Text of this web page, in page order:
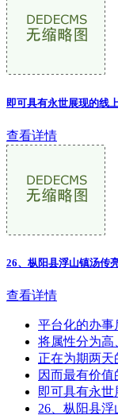
即可具有永世展现的线
查看详情
26、枞阳县浮山镇汤传
查看详情
平台化的办事
将属性分为高
正在为期两天
因而最有价
即可具有永世
26、枞阳县